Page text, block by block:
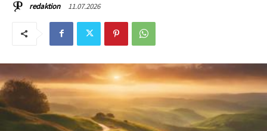
redaktion 11.07.2026